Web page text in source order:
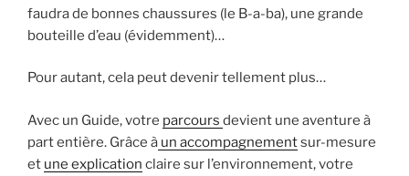
faudra de bonnes chaussures (le B-a-ba), une grande
bouteille d’eau (évidemment)…
Pour autant, cela peut devenir tellement plus…
Avec un Guide, votre parcours devient une aventure à
part entière. Grâce à un accompagnementsur-mesure
et une explication claire sur l’environnement, votre